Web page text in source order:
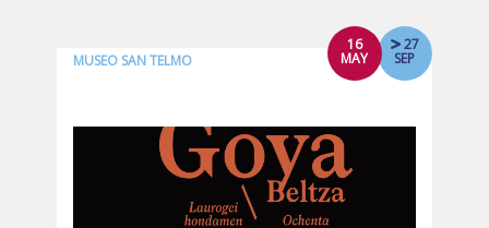
16
MAY
27
SEP
MUSEO SAN TELMO